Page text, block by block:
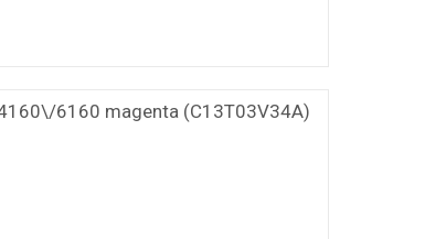
6160 magenta (C13T03V34A)